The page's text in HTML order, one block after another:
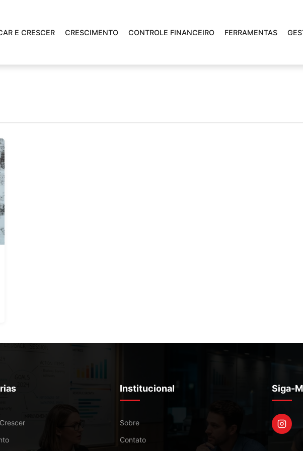
E CRESCER CRESCIMENTO CONTROLE FINANCEIRO FERRAMENTAS
Institucional
Sobre
Contato
Siga-